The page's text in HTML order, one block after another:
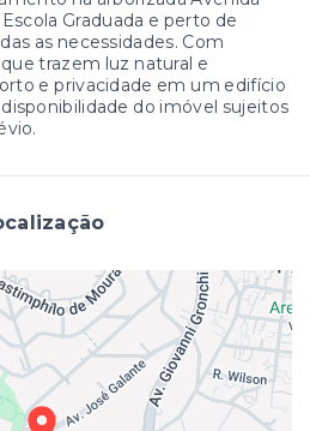
Graduada e perto de
as necessidades. Com
trazem luz natural e
e privacidade em um edifício
do imóvel sujeitos